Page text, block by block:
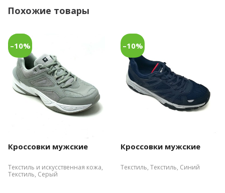
Похожие товары
–10%
Кроссовки мужские
Текстиль и искусственная кожа,
Текстиль, Серый
–10%
Кроссовки мужские
Текстиль, Текстиль, Синий